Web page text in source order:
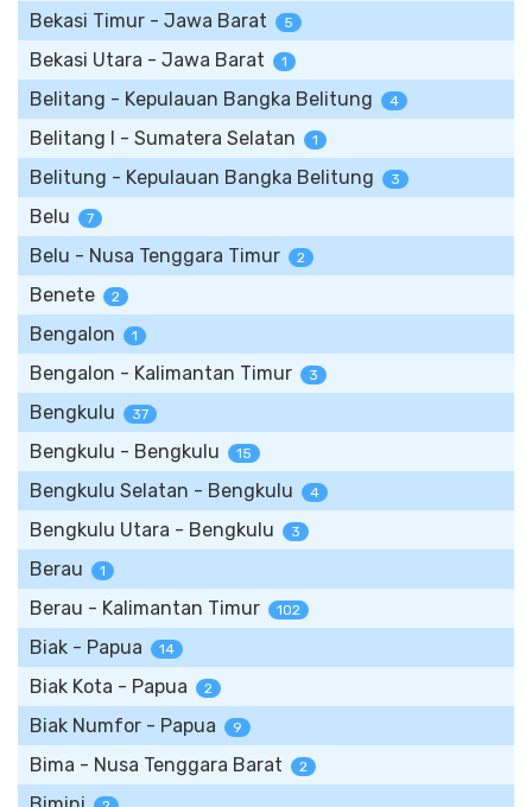
Bekasi Timur - Jawa Barat 5
Bekasi Utara - Jawa Barat 1
Belitang - Kepulauan Bangka Belitung 4
Belitang I - Sumatera Selatan 1
Belitung - Kepulauan Bangka Belitung 3
Belu 7
Belu - Nusa Tenggara Timur 2
Benete 2
Bengalon 1
Bengalon - Kalimantan Timur 3
Bengkulu 37
Bengkulu - Bengkulu 15
Bengkulu Selatan - Bengkulu 4
Bengkulu Utara - Bengkulu 3
Berau 1
Berau - Kalimantan Timur 102
Biak - Papua 14
Biak Kota - Papua 2
Biak Numfor - Papua 9
Bima - Nusa Tenggara Barat 2